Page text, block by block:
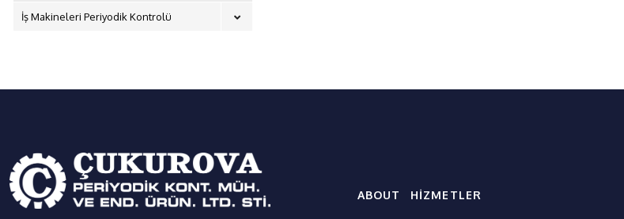
İş Makineleri Periyodik Kontrolü
ABOUT HIZMETLER